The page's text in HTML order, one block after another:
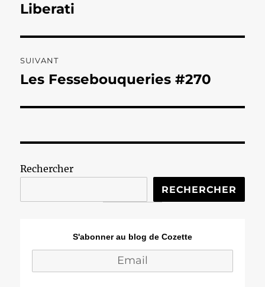
l’article
précédente :
Liberati
SUIVANT
Publication
Les Fessebouqueries #270
Rechercher
RECHERCHER
S'abonner au blog de Cozette